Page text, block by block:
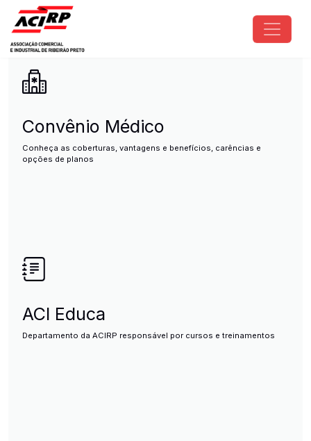
Pular para o conteúdo principal
ACIRP - Associação Comercial
Convênio Médico
Conheça as coberturas, vantagens e benefícios, carências e
opções de planos
ACI Educa
Departamento da ACIRP responsável por cursos e treinamentos